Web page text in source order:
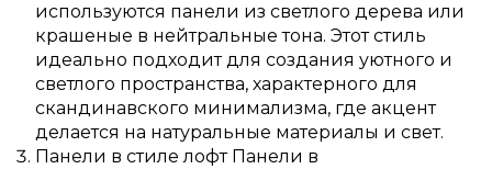
используются панели из светлого дерева или
крашеные в нейтральные тона. Этот стиль
идеально подходит для создания уютного и
светлого пространства, характерного для
скандинавского минимализма, где акцент
делается на натуральные материалы и свет.
Панели в стиле лофт Панели в